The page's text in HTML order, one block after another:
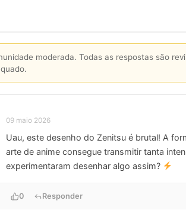
moderada. Todas as respostas são
09 maio 2026
Uau, este desenho do Zenitsu é brutal! A
arte de anime consegue transmitir tanta
experimentaram desenhar algo assim?
0 Responder